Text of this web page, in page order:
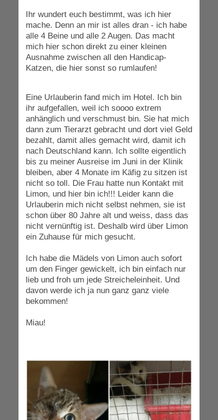
Ihr wundert euch bestimmt, was ich hier
mache. Denn an mir ist alles dran - ich habe
alle 4 Beine und alle 2 Augen. Das macht
mich hier schon direkt zu einer kleinen
Ausnahme zwischen all den Handicap-
Katzen, die hier sonst so rumlaufen!
Eine Urlauberin fand mich im Hotel. Ich bin
ihr aufgefallen, weil ich soooo extrem
anhänglich und verschmust bin. Sie hat mich
dann zum Tierarzt gebracht und dort viel Geld
bezahlt, damit alles gemacht wird, damit ich
nach Deutschland kann. Ich sollte eigentlich
bis zu meiner Ausreise im Juni in der Klinik
bleiben, aber 4 Monate im Käfig zu sitzen ist
nicht so toll. Die Frau hatte nun Kontakt mit
Limon, und hier bin ich!!! Leider kann die
Urlauberin mich nicht selbst nehmen, sie ist
schon über 80 Jahre alt und weiss, dass das
nicht vernünftig ist. Deshalb wird über Limon
ein Zuhause für mich gesucht.
Ich habe die Mädels von Limon auch sofort
um den Finger gewickelt, ich bin einfach nur
lieb und froh um jede Streicheleinheit. Und
davon werde ich ja nun ganz ganz viele
bekommen!
Miau!